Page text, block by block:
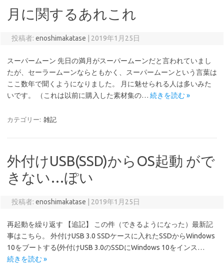
月に関するあれこれ
投稿者: enoshimakatase 2019年1月25日
スーパームーン 先日の満月がスーパームーンだと言われていまし
たが、セーラームーンならともかく、スーパームーンという言葉は
ここ数年で聞くようになりました。 月に魅せられる人は多いみた
いです。 （これは以前に購入した素材集の… 続きを読む »
カテゴリー: 雑記
外付けUSB(SSD)からOS起動 がで
きない…ぽい
投稿者: enoshimakatase 2019年1月25日
再起動を繰り返す 【追記】 この件（できるようになった）最新記
事はこちら。 外付けUSB 3.0 SSDケースに入れたSSDからWindows
10をブートする(外付けUSB 3.0のSSDにWindows 10をインス…
続きを読む »